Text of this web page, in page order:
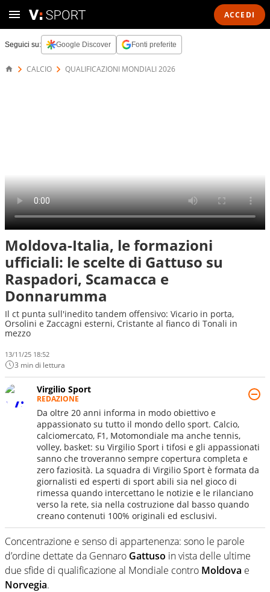
ACCEDI
Seguici su: Google Discover Fonti preferite
CALCIO QUALIFICAZIONI MONDIALI 2026
Moldova-Italia, le formazioni
ufficiali: le scelte di Gattuso su
Raspadori, Scamacca e
Donnarumma
Il ct punta sull'inedito tandem offensivo: Vicario in porta,
Orsolini e Zaccagni esterni, Cristante al fianco di Tonali in
mezzo
13/11/25 18:52
3 min di lettura
Virgilio Sport
REDAZIONE
Da oltre 20 anni informa in modo obiettivo e
appassionato su tutto il mondo dello sport. Calcio,
calciomercato, F1, Motomondiale ma anche tennis,
volley, basket: su Virgilio Sport i tifosi e gli appassionati
sanno che troveranno sempre copertura completa e
zero faziosità. La squadra di Virgilio Sport è formata da
giornalisti ed esperti di sport abili sia nel gioco di
rimessa quando intercettano le notizie e le rilanciano
verso la rete, sia nella costruzione dal basso quando
creano contenuti 100% originali ed esclusivi.
Concentrazione e senso di appartenenza: sono le parole
d’ordine dettate da Gennaro Gattuso in vista delle ultime
due sfide di qualificazione al Mondiale contro Moldova e
Norvegia.